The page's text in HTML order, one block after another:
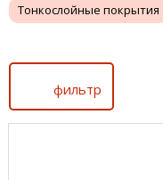
Тонкослойные покрытия
фильтр